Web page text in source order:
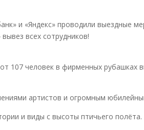
и «Яндекс» проводили выездные
всех сотрудников!
107 человек в фирменных рубашках
артистов и огромным
и виды с высоты птичьего полёта.